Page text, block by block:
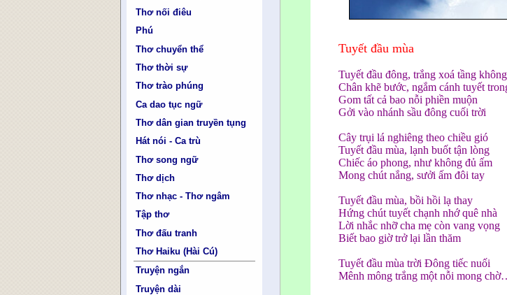
Thơ nối điêu
Phú
Thơ chuyển thể
Thơ thời sự
Thơ trào phúng
Ca dao tục ngữ
Thơ dân gian truyền tụng
Hát nói - Ca trù
Thơ song ngữ
Thơ dịch
Thơ nhạc - Thơ ngâm
Tập thơ
Thơ đấu tranh
Thơ Haiku (Hài Cú)
Truyện ngắn
Truyện dài
Tuyết đầu mùa
Tuyết đầu đông, trắng xoá tầng không
Chân khẽ bước, ngắm cánh tuyết
Gom tất cả bao nỗi phiền muộn
Gởi vào nhánh sầu đông cuối trời
Cây trụi lá nghiêng theo chiều gió
Tuyết đầu mùa, lạnh buốt tận lòng
Chiếc áo phong, như không đủ ấm
Mong chút nắng, sưởi ấm đôi tay
Tuyết đầu mùa, bồi hồi lạ thay
Hứng chút tuyết chạnh nhớ quê nhà
Lời nhắc nhỡ cha mẹ còn vang vọng
Biết bao giờ trở lại lần thăm
Tuyết đầu mùa trời Đông tiếc nuối
Mênh mông trắng một nỗi mong